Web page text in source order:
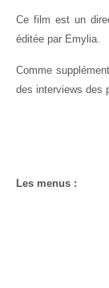
Ce film est un
éditée par Emylia.
Comme
des interviews des
Les menus :